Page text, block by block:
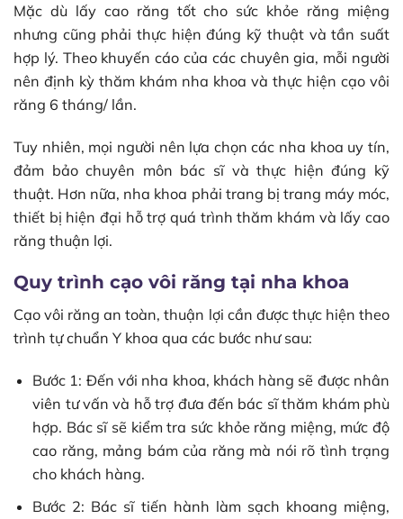
Mặc dù lấy cao răng tốt cho sức khỏe răng miệng
nhưng cũng phải thực hiện đúng kỹ thuật và tần suất
hợp lý. Theo khuyến cáo của các chuyên gia, mỗi người
nên định kỳ thăm khám nha khoa và thực hiện cạo vôi
răng 6 tháng/ lần.
Tuy nhiên, mọi người nên lựa chọn các nha khoa uy tín,
đảm bảo chuyên môn bác sĩ và thực hiện đúng kỹ
thuật. Hơn nữa, nha khoa phải trang bị trang máy móc,
thiết bị hiện đại hỗ trợ quá trình thăm khám và lấy cao
răng thuận lợi.
Quy trình cạo vôi răng tại nha khoa
Cạo vôi răng an toàn, thuận lợi cần được thực hiện theo
trình tự chuẩn Y khoa qua các bước như sau:
Bước 1: Đến với nha khoa, khách hàng sẽ được nhân
viên tư vấn và hỗ trợ đưa đến bác sĩ thăm khám phù
hợp. Bác sĩ sẽ kiểm tra sức khỏe răng miệng, mức độ
cao răng, mảng bám của răng mà nói rõ tình trạng
cho khách hàng.
Bước 2: Bác sĩ tiến hành làm sạch khoang miệng,